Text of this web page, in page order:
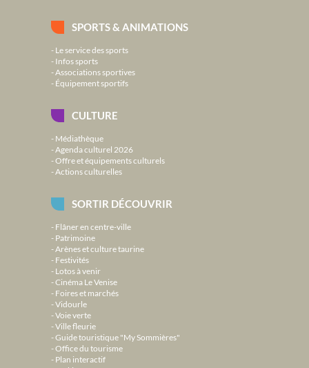
SPORTS & ANIMATIONS
Le service des sports
Infos sports
Associations sportives
Équipement sportifs
CULTURE
Médiathèque
Agenda culturel 2026
Offre et équipements culturels
Actions culturelles
SORTIR DÉCOUVRIR
Flâner en centre-ville
Patrimoine
Arènes et culture taurine
Festivités
Lotos à venir
Cinéma Le Venise
Foires et marchés
Vidourle
Voie verte
Ville fleurie
Guide touristique "My Sommières"
Office du tourisme
Plan interactif